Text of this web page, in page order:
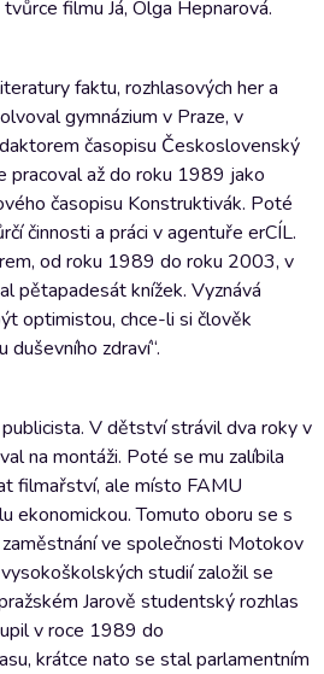
filmu Já, Olga Hepnarová.
faktu, rozhlasových her a
gymnázium v Praze, v
časopisu Československý
pracoval až do roku 1989 jako
časopisu Konstruktivák. Poté
činnosti a práci v agentuře erCÍL.
od roku 1989 do roku 2003, v
pětapadesát knížek. Vyznává
optimistou, chce-li si člověk
duševního zdraví“.
V dětství strávil dva roky v
na montáži. Poté se mu zalíbila
filmařství, ale místo FAMU
ekonomickou. Tomuto oboru se s
ve společnosti Motokov
studií založil se
Jarově studentský rozhlas
v roce 1989 do
krátce nato se stal parlamentním